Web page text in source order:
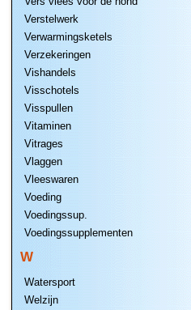
Verstelwerk
Verwarmingsketels
Verzekeringen
Vishandels
Visschotels
Visspullen
Vitaminen
Vitrages
Vlaggen
Vleeswaren
Voeding
Voedingssup.
Voedingssupplementen
W
Watersport
Welzijn